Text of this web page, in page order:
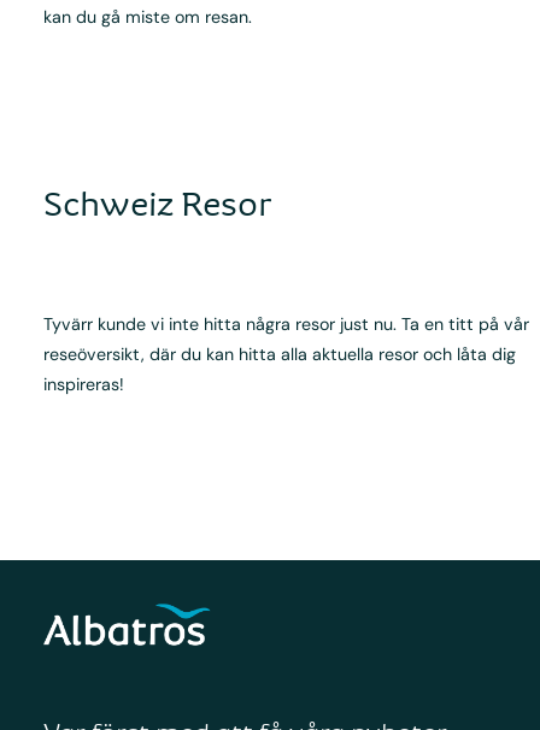
kan du gå miste om resan.
Schweiz Resor
Tyvärr kunde vi inte hitta några resor just nu. Ta en titt på vår
reseöversikt, där du kan hitta alla aktuella resor och låta dig
inspireras!